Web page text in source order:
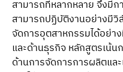
สามารถที่หลากหลาย จึงมี
สามารถปฏิบัติงานอย่างมีวิ
จัดการอุตสาหกรรมได้อย่า
และด้านธุรกิจ หลักสูตรเน้น
ด้านการจัดการการผลิตแล